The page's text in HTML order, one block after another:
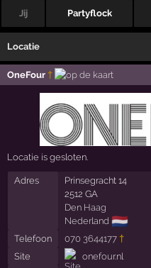
Jij Partyflock
Locatie
OneFour †
Locatie is gesloten.
Adres
Prinsegracht 14
2512 GA
Den Haag
Nederland 🇳🇱
Telefoon 070 3644177 †
Site
onefour.nl